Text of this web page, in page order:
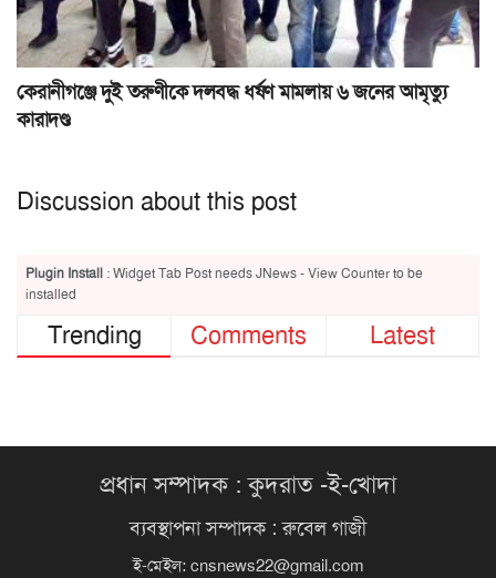
কেরানীগঞ্জে দুই তরুণীকে দলবদ্ধ ধর্ষণ মামলায় ৬ জনের আমৃত্যু
কারাদণ্ড
Discussion about this post
Plugin Install : Widget Tab Post needs JNews - View Counter to be
installed
Trending Comments Latest
প্রধান সম্পাদক : কুদরাত -ই-খোদা
ব্যবস্থাপনা সম্পাদক : রুবেল গাজী
ই-মেইল: cnsnews22@gmail.com